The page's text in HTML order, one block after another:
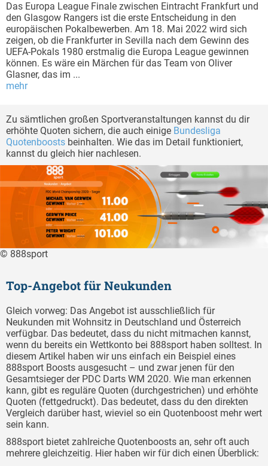
Das Europa League Finale zwischen Eintracht Frankfurt und
den Glasgow Rangers ist die erste Entscheidung in den
europäischen Pokalbewerben. Am 18. Mai 2022 wird sich
zeigen, ob die Frankfurter in Sevilla nach dem Gewinn des
UEFA-Pokals 1980 erstmalig die Europa League gewinnen
können. Es wäre ein Märchen für das Team von Oliver
Glasner, das im ...
mehr
Zu sämtlichen großen Sportveranstaltungen kannst du dir
erhöhte Quoten sichern, die auch einige Bundesliga
Quotenboosts beinhalten. Wie das im Detail funktioniert,
kannst du gleich hier nachlesen.
© 888sport
Top-Angebot für Neukunden
Gleich vorweg: Das Angebot ist ausschließlich für
Neukunden mit Wohnsitz in Deutschland und Österreich
verfügbar. Das bedeutet, dass du nicht mitmachen kannst,
wenn du bereits ein Wettkonto bei 888sport haben solltest. In
diesem Artikel haben wir uns einfach ein Beispiel eines
888sport Boosts ausgesucht – und zwar jenen für den
Gesamtsieger der PDC Darts WM 2020. Wie man erkennen
kann, gibt es reguläre Quoten (durchgestrichen) und erhöhte
Quoten (fettgedruckt). Das bedeutet, dass du den direkten
Vergleich darüber hast, wieviel so ein Quotenboost mehr wert
sein kann.
888sport bietet zahlreiche Quotenboosts an, sehr oft auch
mehrere gleichzeitig. Hier haben wir für dich einen Überblick: